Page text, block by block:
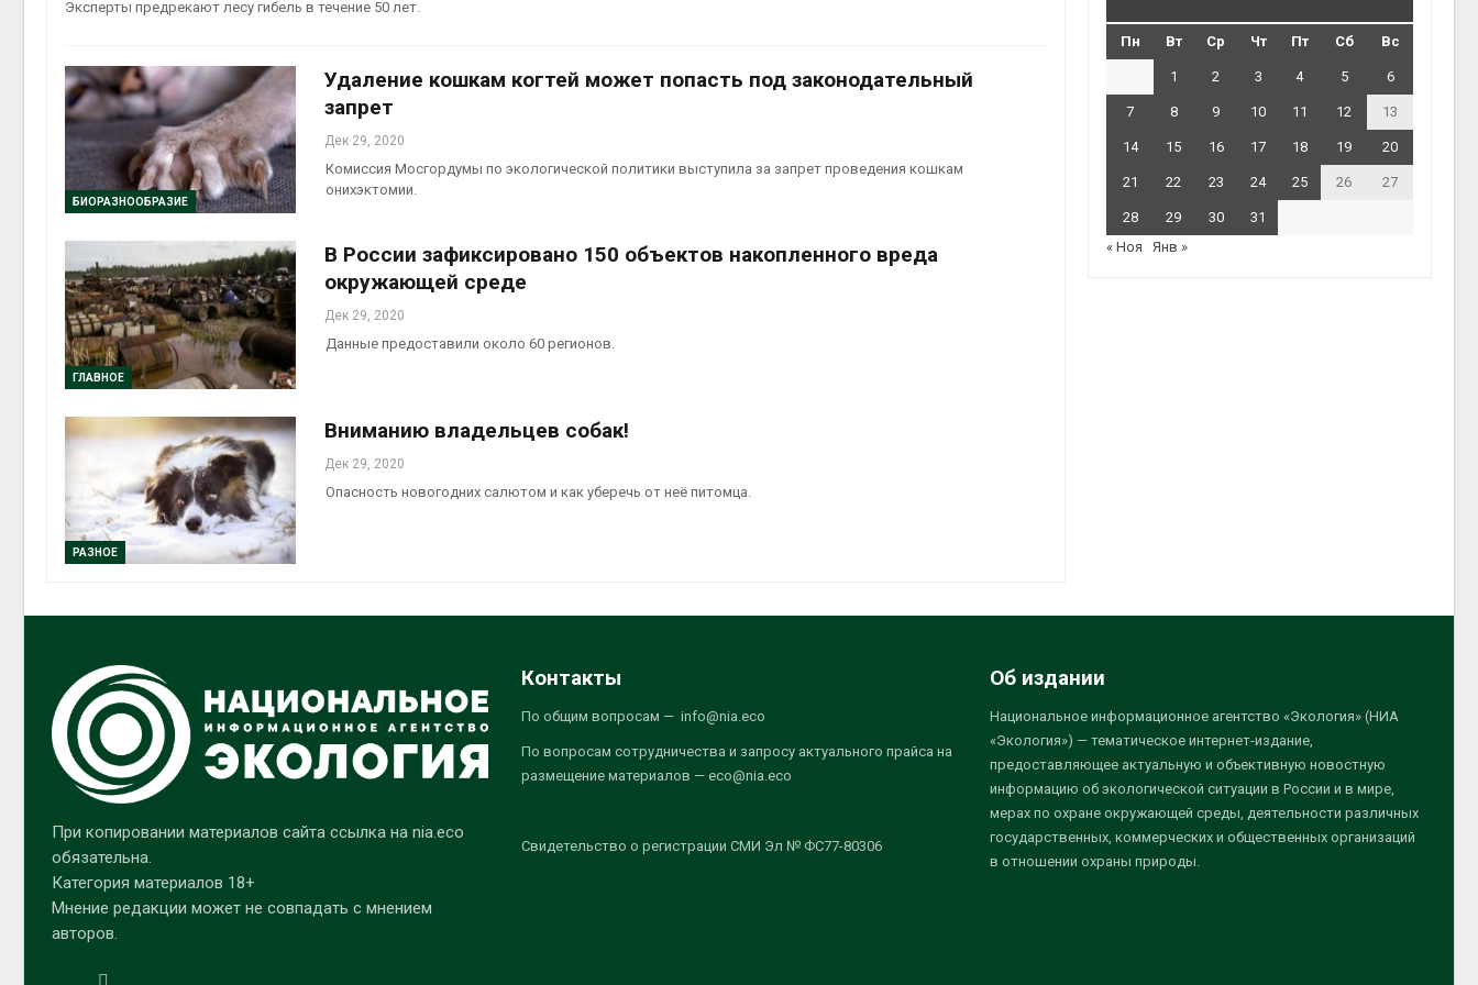
Эксперты предрекают лесу гибель в течение 50 лет.
БИОРАЗНООБРАЗИЕ
Удаление кошкам когтей может попасть под законодательный
запрет
Дек 29, 2020
Комиссия Мосгордумы по экологической политики выступила за запрет проведения кошкам
онихэктомии.
ГЛАВНОЕ
В России зафиксировано 150 объектов накопленного вреда
окружающей среде
Дек 29, 2020
Данные предоставили около 60 регионов.
РАЗНОЕ
Вниманию владельцев собак!
Дек 29, 2020
Опасность новогодних салютом и как уберечь от неё питомца.
Пн Вт Ср Чт Пт Сб Вс
1 2 3 4 5 6
7 8 9 10 11 12 13
14 15 16 17 18 19 20
21 22 23 24 25 26 27
28 29 30
31
« Ноя
Янв »
При копировании материалов сайта ссылка на nia.eco
обязательна.
Категория материалов 18+
Мнение редакции может не совпадать с мнением
авторов.
Контакты
По общим вопросам — info@nia.eco
По вопросам сотрудничества и запросу актуального прайса на
размещение материалов — eco@nia.eco
Свидетельство о регистрации СМИ Эл № ФС77-80306
Об издании
Национальное информационное агентство «Экология» (НИА
«Экология») — тематическое интернет-издание,
предоставляющее актуальную и объективную новостную
информацию об экологической ситуации в России и в мире,
мерах по охране окружающей среды, деятельности различных
государственных, коммерческих и общественных организаций
в отношении охраны природы.